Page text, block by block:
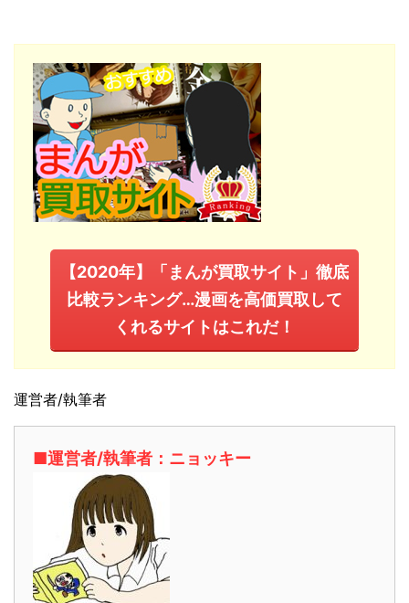
【2020年】「まんが買取サイト」徹底
比較ランキング…漫画を高価買取して
くれるサイトはこれだ！
運営者/執筆者
■運営者/執筆者：ニョッキー